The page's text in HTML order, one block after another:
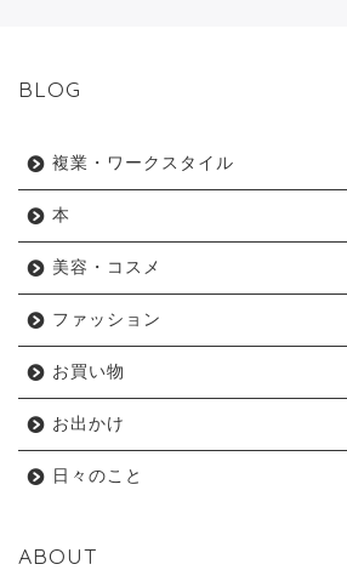
BLOG
複業・ワークスタイル
本
美容・コスメ
ファッション
お買い物
お出かけ
日々のこと
ABOUT